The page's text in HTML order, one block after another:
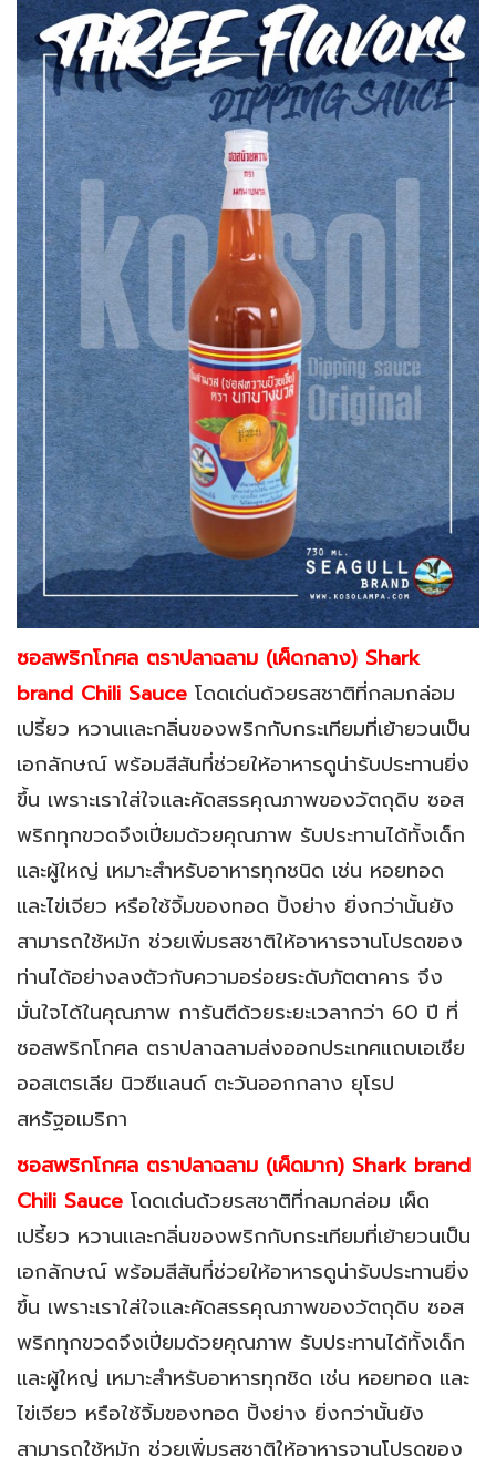
ซอสพริกโกศล ตราปลาฉลาม (เผ็ดกลาง) Shark
brand Chili Sauce โดดเด่นด้วยรสชาติที่กลมกล่อม
เปรี้ยว หวานเเละกลิ่นของพริกกับกระเทียมที่เย้ายวนเป็น
เอกลักษณ์ พร้อมสีสันที่ช่วยให้อาหารดูน่ารับประทานยิ่ง
ขึ้น เพราะเราใส่ใจเเละคัดสรรคุณภาพของวัตถุดิบ ซอส
พริกทุกขวดจึงเปี่ยมด้วยคุณภาพ รับประทานได้ทั้งเด็ก
เเละผู้ใหญ่ เหมาะสำหรับอาหารทุกชนิด เช่น หอยทอด
เเละไข่เจียว หรือใช้จิ้มของทอด ปิ้งย่าง ยิ่งกว่านั้นยัง
สามารถใช้หมัก ช่วยเพิ่มรสชาติให้อาหารจานโปรดของ
ท่านได้อย่างลงตัวกับความอร่อยระดับภัตตาคาร จึง
มั่นใจได้ในคุณภาพ การันตีด้วยระยะเวลากว่า 60 ปี ที่
ซอสพริกโกศล ตราปลาฉลามส่งออกประเทศแถบเอเชีย
ออสเตรเลีย นิวซีแลนด์ ตะวันออกกลาง ยุโรป
สหรัฐอเมริกา
ซอสพริกโกศล ตราปลาฉลาม (เผ็ดมาก) Shark brand
Chili Sauce โดดเด่นด้วยรสชาติที่กลมกล่อม เผ็ด
เปรี้ยว หวานเเละกลิ่นของพริกกับกระเทียมที่เย้ายวนเป็น
เอกลักษณ์ พร้อมสีสันที่ช่วยให้อาหารดูน่ารับประทานยิ่ง
ขึ้น เพราะเราใส่ใจเเละคัดสรรคุณภาพของวัตถุดิบ ซอส
พริกทุกขวดจึงเปี่ยมด้วยคุณภาพ รับประทานได้ทั้งเด็ก
เเละผู้ใหญ่ เหมาะสำหรับอาหารทุกชิด เช่น หอยทอด เเละ
ไข่เจียว หรือใช้จิ้มของทอด ปิ้งย่าง ยิ่งกว่านั้นยัง
สามารถใช้หมัก ช่วยเพิ่มรสชาติให้อาหารจานโปรดของ